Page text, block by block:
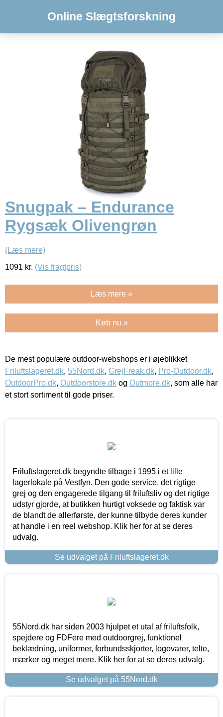
Online Slægtsforskning
Snugpak – Endurance
Rygsæk Olivengrøn
(Læs mere)
1091 kr. (Vis fragtpris)
Læs mere »
Køb nu »
De mest populære outdoor-webshops er i øjeblikket
Friluftslageret.dk, 55Nord.dk, GrejFreak.dk, Pro-Outdoor.dk,
OutdoorPro.dk, Outdoorstore.dk og Outmore.dk, som alle har
et stort sortiment til gode priser.
Friluftslageret.dk begyndte tilbage i 1995 i et lille
lagerlokale på Vestfyn. Den gode service, det rigtige
grej og den engagerede tilgang til friluftsliv og det rigtige
udstyr gjorde, at butikken hurtigt voksede og faktisk var
de blandt de allerførste, der kunne tilbyde deres kunder
at handle i en reel webshop. Klik her for at se deres
udvalg.
Se udvalget på Friluftslageret.dk
55Nord.dk har siden 2003 hjulpet et utal af friluftsfolk,
spejdere og FDFere med outdoorgrej, funktionel
beklædning, uniformer, forbundsskjorter, logovarer, telte,
mærker og meget mere. Klik her for at se deres udvalg.
Se udvalget på 55Nord.dk